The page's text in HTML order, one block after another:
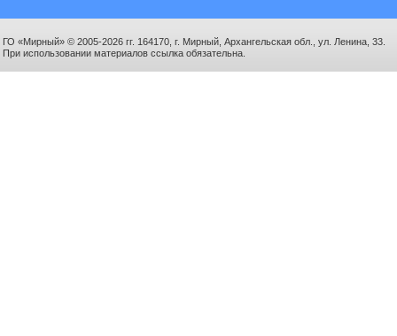
ГО «Мирный» © 2005-2026 гг. 164170, г. Мирный, Архангельская обл., ул. Ленина, 33.
При использовании материалов ссылка обязательна.